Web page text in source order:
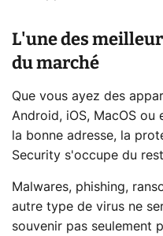
L'une des
du marché
Que vous ayez des
Android, iOS, MacOS ou
la bonne adresse, la
Security s'occupe du
Malwares, phishing,
autre type de virus ne
souvenir pas seulement